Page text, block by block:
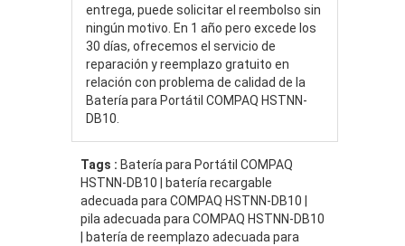
entrega, puede solicitar el reembolso sin
ningún motivo. En 1 año pero excede los
30 días, ofrecemos el servicio de
reparación y reemplazo gratuito en
relación con problema de calidad de la
Batería para Portátil COMPAQ HSTNN-
DB10.
Tags : Batería para Portátil COMPAQ
HSTNN-DB10 | batería recargable
adecuada para COMPAQ HSTNN-DB10 |
pila adecuada para COMPAQ HSTNN-DB10
| batería de reemplazo adecuada para